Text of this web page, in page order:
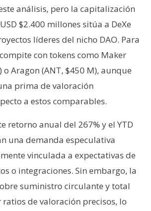
análisis, pero la capitalización
$2.400 millones sitúa a DeXe
líderes del nicho DAO. Para
con tokens como Maker
o Aragon (ANT, $450 M), aunque
prima de valoración
a estos comparables.
retorno anual del 267% y el YTD
una demanda especulativa
vinculada a expectativas de
o integraciones. Sin embargo, la
suministro circulante y total
de valoración precisos, lo